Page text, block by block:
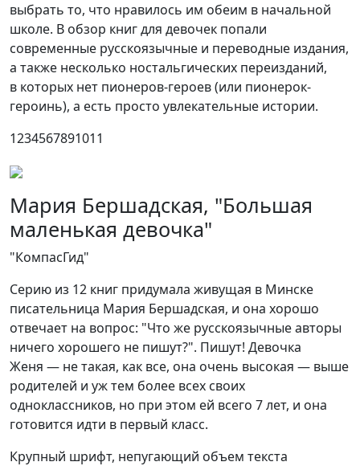
выбрать то, что нравилось им обеим в начальной
школе. В обзор книг для девочек попали
современные русскоязычные и переводные издания,
а также несколько ностальгических переизданий,
в которых нет пионеров-героев (или пионерок-
героинь), а есть просто увлекательные истории.
1234567891011
Мария Бершадская, "Большая
маленькая девочка"
"КомпасГид"
Серию из 12 книг придумала живущая в Минске
писательница Мария Бершадская, и она хорошо
отвечает на вопрос: "Что же русскоязычные авторы
ничего хорошего не пишут?". Пишут! Девочка
Женя — не такая, как все, она очень высокая — выше
родителей и уж тем более всех своих
одноклассников, но при этом ей всего 7 лет, и она
готовится идти в первый класс.
Крупный шрифт, непугающий объем текста